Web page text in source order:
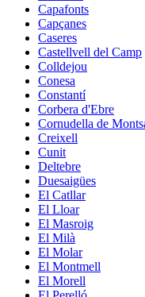
Capafonts
Capçanes
Caseres
Castellvell del Camp
Colldejou
Conesa
Constantí
Corbera d'Ebre
Cornudella de
Creixell
Cunit
Deltebre
Duesaigües
El Catllar
El Lloar
El Masroig
El Milà
El Molar
El Montmell
El Morell